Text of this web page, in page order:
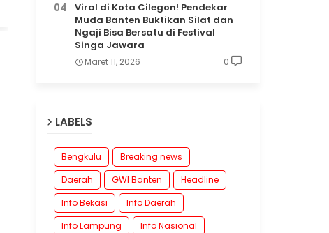
Viral di Kota Cilegon! Pendekar
Muda Banten Buktikan Silat dan
Ngaji Bisa Bersatu di Festival
Singa Jawara
Maret 11, 2026 0
LABELS
Bengkulu
Breaking news
Daerah
GWI Banten
Headline
Info Bekasi
Info Daerah
Info Lampung
Info Nasional